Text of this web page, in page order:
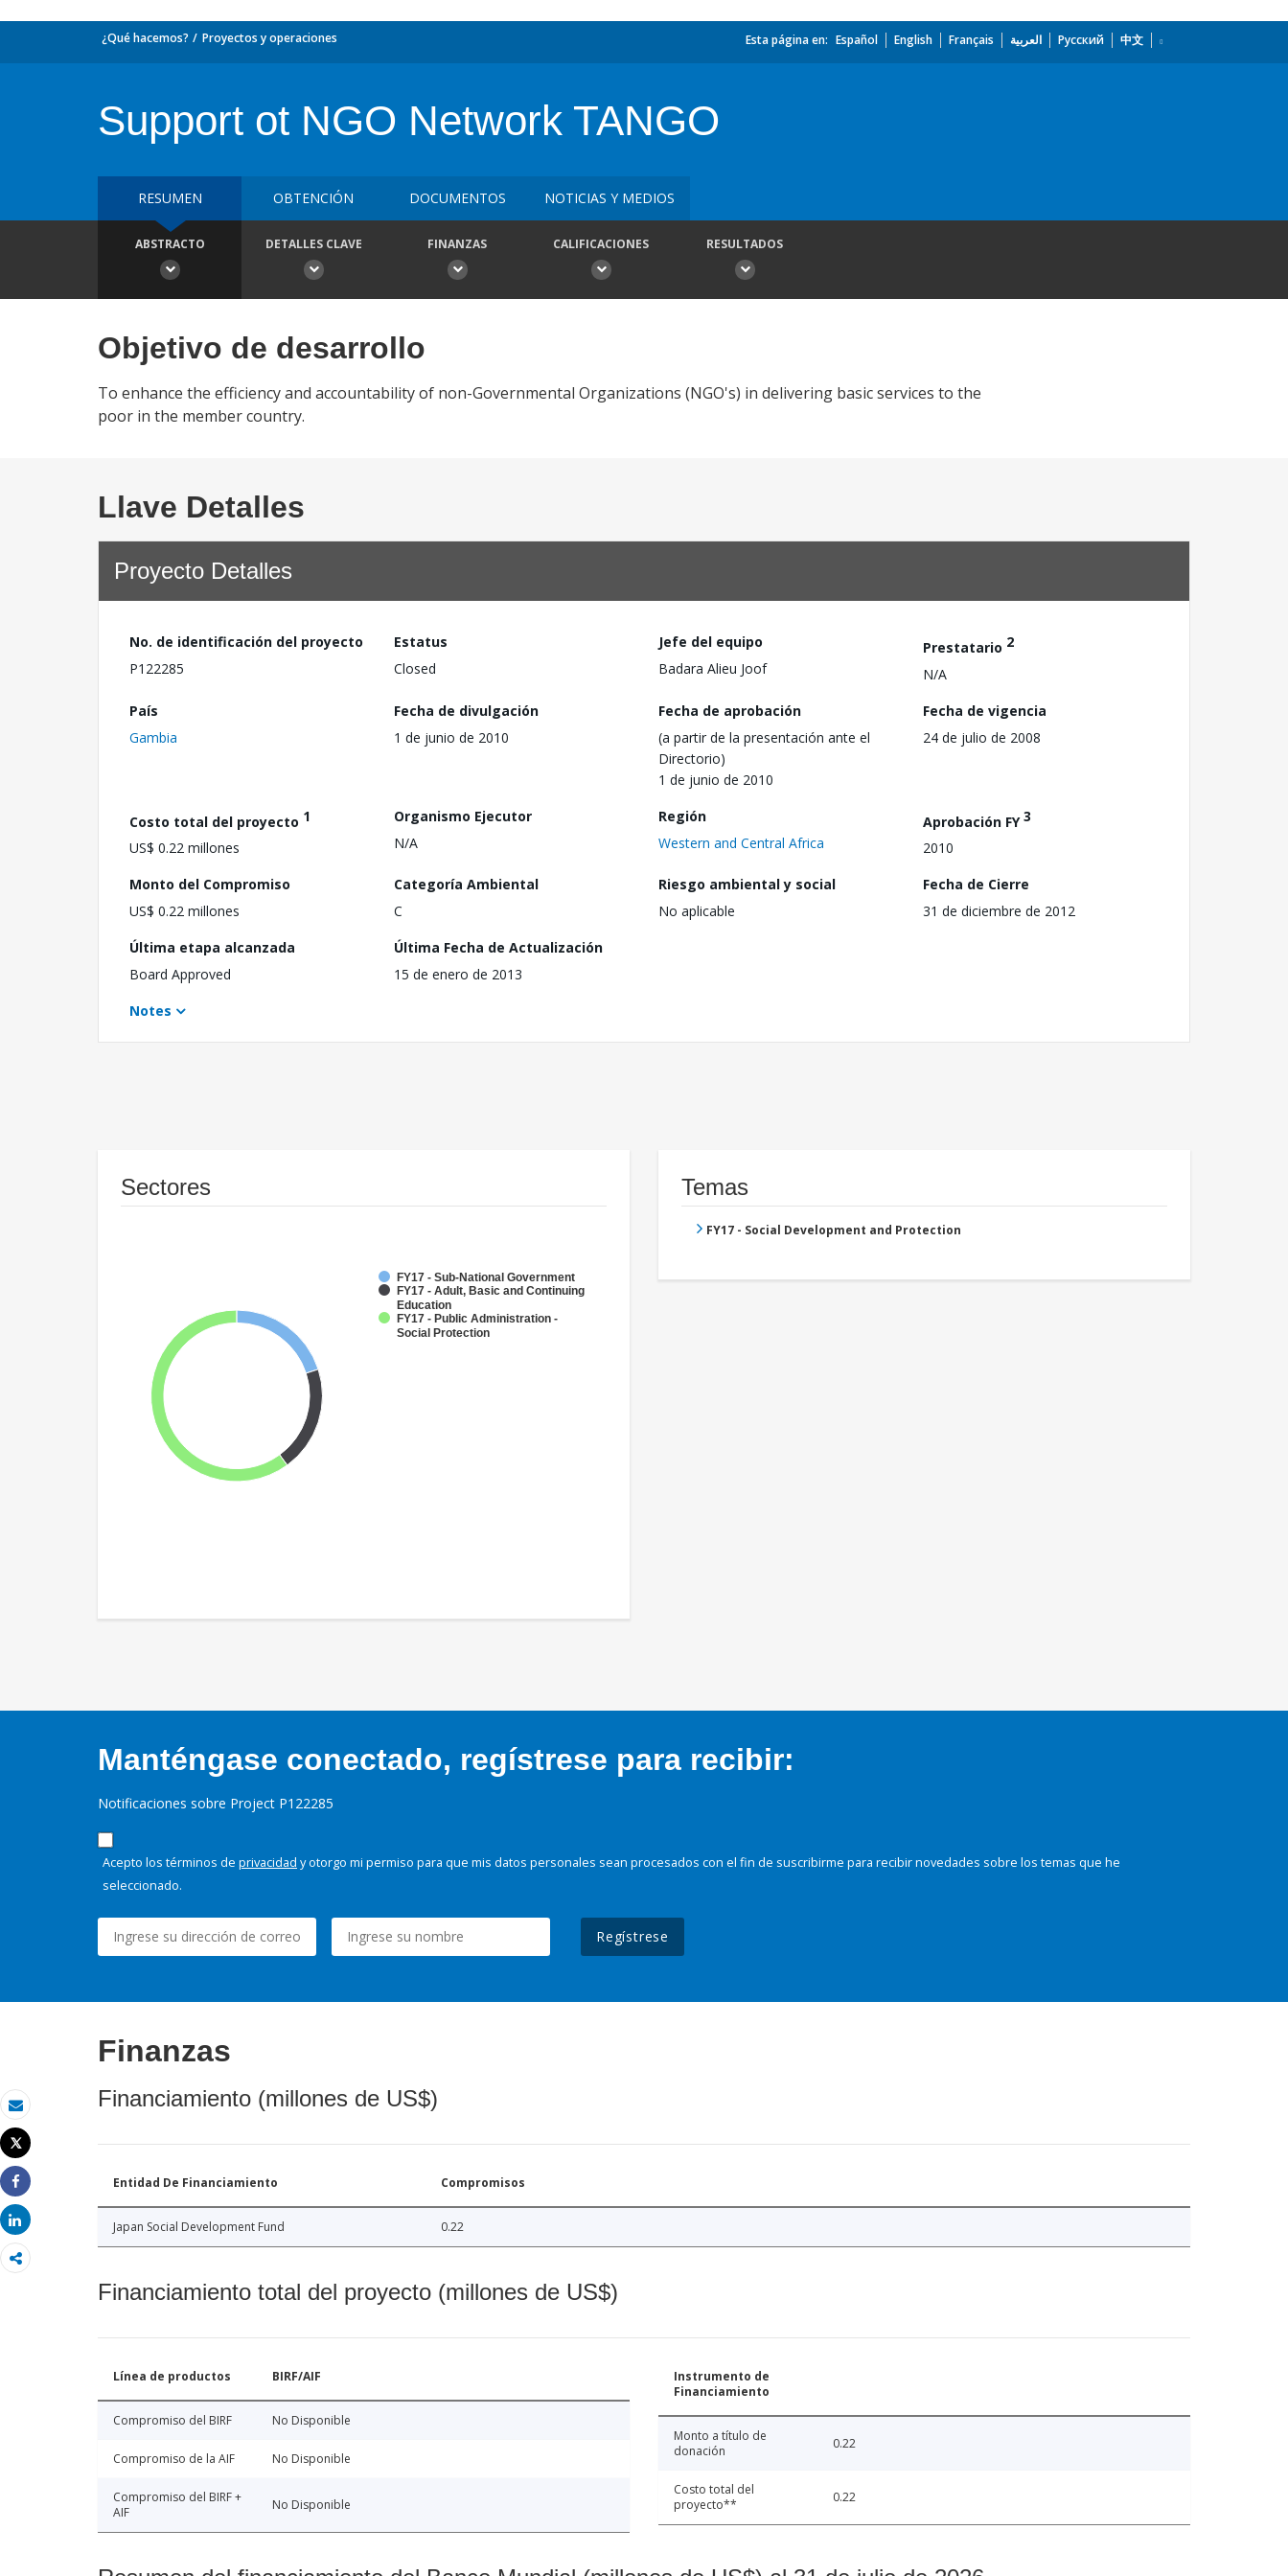
Correo electrónico
Imprimir
Tweet
Share
Share
¿Qué hacemos? Proyectos y operaciones Esta página en: Español English Français العربية Русский 中文
Support ot NGO Network TANGO
RESUMEN OBTENCIÓN DOCUMENTOS NOTICIAS Y MEDIOS
ABSTRACTO DETALLES CLAVE FINANZAS CALIFICACIONES RESULTADOS
Objetivo de desarrollo
To enhance the efficiency and accountability of non-Governmental Organizations (NGO's) in delivering basic services to the
poor in the member country.
Llave Detalles
Proyecto Detalles
No. de identificación del proyecto
P122285
Estatus
Closed
Jefe del equipo
Badara Alieu Joof
Prestatario 2
N/A
País
Gambia
Fecha de divulgación
1 de junio de 2010
Fecha de aprobación
(a partir de la presentación ante el
Directorio)
1 de junio de 2010
Fecha de vigencia
24 de julio de 2008
Costo total del proyecto 1
US$ 0.22 millones
Organismo Ejecutor
N/A
Región
Western and Central Africa
Aprobación FY3
2010
Monto del Compromiso
US$ 0.22 millones
Categoría Ambiental
C
Riesgo ambiental y social
No aplicable
Fecha de Cierre
31 de diciembre de 2012
Última etapa alcanzada
Board Approved
Última Fecha de Actualización
15 de enero de 2013
Notes
Sectores
FY17 - Sub-National Government
FY17 - Adult, Basic and Continuing
Education
FY17 - Public Administration -
Social Protection
Temas
FY17 - Social Development and Protection
Manténgase conectado, regístrese para recibir:
Notificaciones sobre Project P122285
Acepto los términos de privacidad y otorgo mi permiso para que mis datos personales sean procesados con el fin de suscribirme para recibir novedades sobre los temas que he
seleccionado.
Regístrese
Finanzas
Financiamiento (millones de US$)
Entidad De Financiamiento Compromisos
Japan Social Development Fund 0.22
Financiamiento total del proyecto (millones de US$)
Línea de productos BIRF/AIF
Compromiso del BIRF No Disponible
Compromiso de la AIF No Disponible
Compromiso del BIRF +
AIF
No Disponible
Instrumento de
Financiamiento
Monto a título de
donación
0.22
Costo total del
proyecto**
0.22